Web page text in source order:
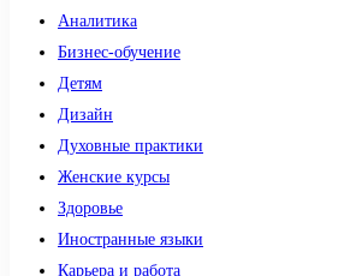
Аналитика
Бизнес-обучение
Детям
Дизайн
Духовные практики
Женские курсы
Здоровье
Иностранные языки
Карьера и работа